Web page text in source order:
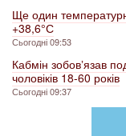
Ще один
+38,6° С
Сьогодні 09:53
Кабмін зобовʼязав
чоловіків 18-60 років
Сьогодні 09:37